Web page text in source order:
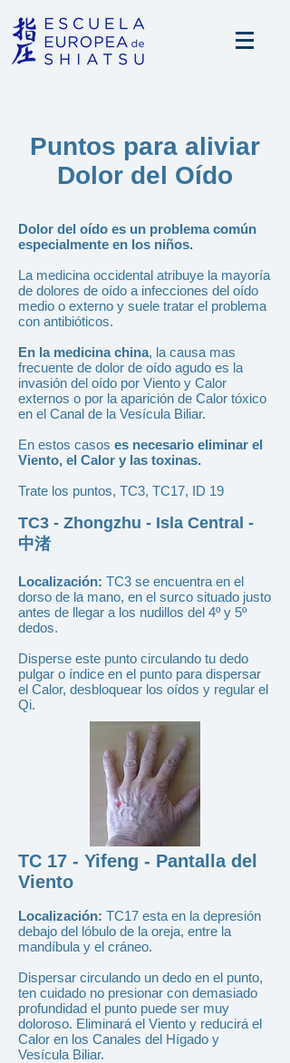
Puntos para aliviar
Dolor del Oído
Dolor del oído es un problema común
especialmente en los niños.
La medicina occidental atribuye la mayoría
de dolores de oído a infecciones del oído
medio o externo y suele tratar el problema
con antibióticos.
En la medicina china, la causa mas
frecuente de dolor de oído agudo es la
invasión del oído por Viento y Calor
externos o por la aparición de Calor tóxico
en el Canal de la Vesícula Biliar.
En estos casos es necesario eliminar el
Viento, el Calor y las toxinas.
Trate los puntos, TC3, TC17, ID 19
TC3 - Zhongzhu - Isla Central -
中渚
Localización: TC3 se encuentra en el
dorso de la mano, en el surco situado justo
antes de llegar a los nudillos del 4º y 5º
dedos.
Disperse este punto circulando tu dedo
pulgar o índice en el punto para dispersar
el Calor, desbloquear los oídos y regular el
Qi.
TC 17 - Yifeng - Pantalla del
Viento
Localización: TC17 esta en la depresión
debajo del lóbulo de la oreja, entre la
mandíbula y el cráneo.
Dispersar circulando un dedo en el punto,
ten cuidado no presionar con demasiado
profundidad el punto puede ser muy
doloroso. Eliminará el Viento y reducirá el
Calor en los Canales del Hígado y
Vesícula Biliar.